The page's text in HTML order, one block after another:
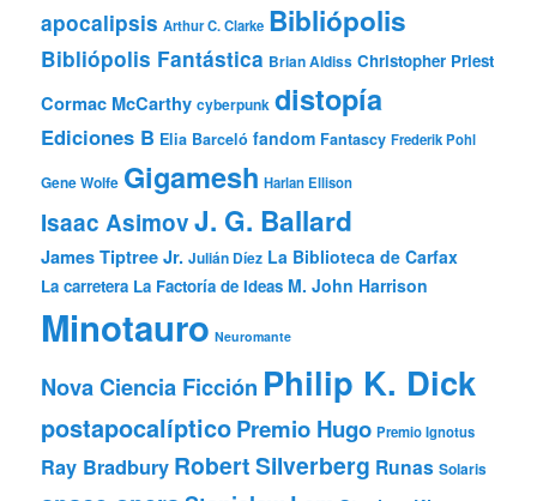
apocalipsis Arthur C. Clarke Bibliópolis
Bibliópolis Fantástica Brian Aldiss Christopher Priest
Cormac McCarthy cyberpunk distopía
Ediciones B Elia Barceló fandom Fantascy Frederik Pohl
Gene Wolfe Gigamesh Harlan Ellison
Isaac AsimovJ. G. Ballard
James Tiptree Jr. Julián Díez La Biblioteca de Carfax
La carretera La Factoría de Ideas M. John Harrison
Minotauro Neuromante
Nova Ciencia Ficción Philip K. Dick
postapocalípticoPremio Hugo Premio Ignotus
Ray Bradbury Robert Silverberg Runas Solaris